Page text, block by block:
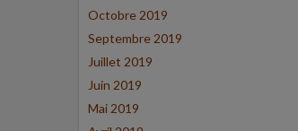
Octobre 2019
Septembre 2019
Juillet 2019
Juin 2019
Mai 2019